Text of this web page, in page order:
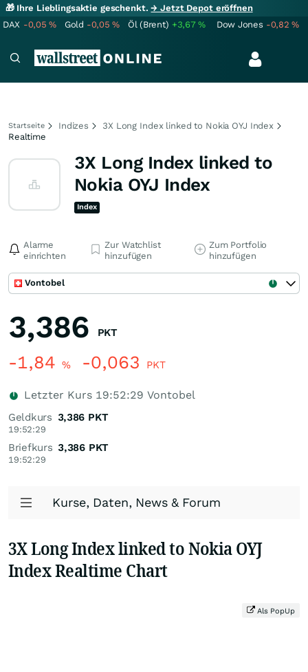
🎁 Ihre Lieblingsaktie geschenkt.→ Jetzt Depot eröffnen
DAX -0,05% Gold -0,05% Öl (Brent) +3,67% Dow Jones -0,82%
Startseite Indizes
3X Long Index linked to Nokia OYJ Index
Realtime
3X Long Index linked to
Nokia OYJ Index
Index
Alarme
einrichten
Zur Watchlist
hinzufügen
Zum Portfolio
hinzufügen
Vontobel
3,386 PKT
-1,84 % -0,063 PKT
Letzter Kurs 19:52:29 Vontobel
Geldkurs
19:52:29
3,386 PKT
Briefkurs
19:52:29
3,386 PKT
Kurse, Daten, News & Forum
3X Long Index linked to Nokia OYJ
Index Realtime Chart
Als PopUp